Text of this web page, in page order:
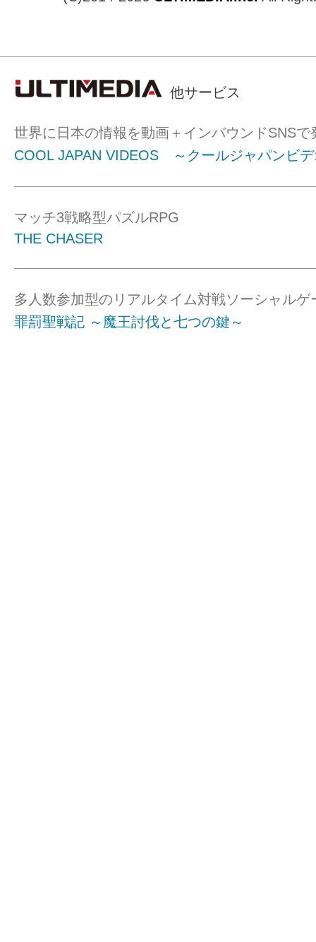
他サービス
世界に日本の情報を動画＋インバウンドSNSで
COOL JAPAN VIDEOS ～クールジャパンビ
マッチ3戦略型パズルRPG
THE CHASER
多人数参加型のリアルタイム対戦ソーシャルゲ
罪罰聖戦記 ～魔王討伐と七つの鍵～